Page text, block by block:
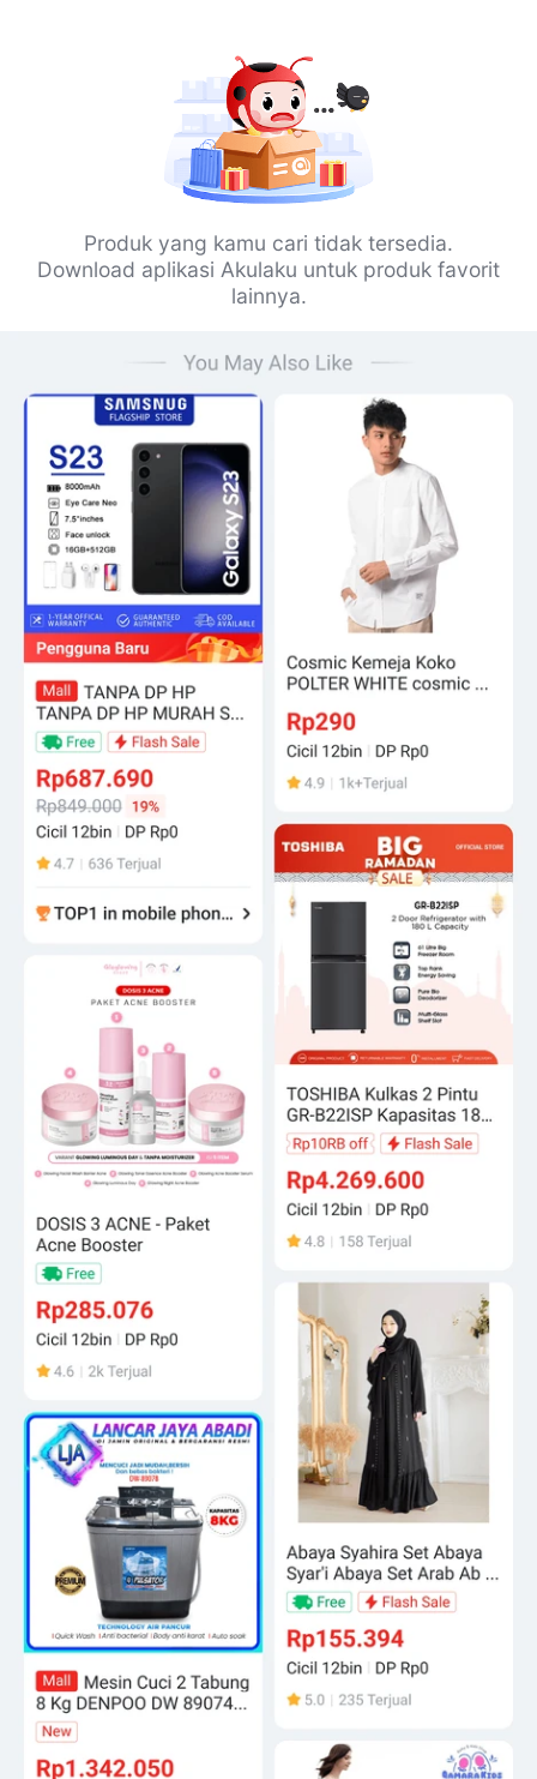
Produk yang kamu cari tidak tersedia.
Download aplikasi Akulaku untuk produk favorit
lainnya.